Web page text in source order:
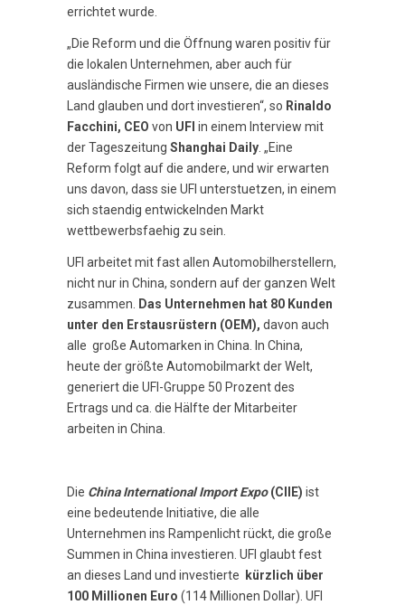
errichtet wurde.
„Die Reform und die Öffnung waren positiv für
die lokalen Unternehmen, aber auch für
ausländische Firmen wie unsere, die an dieses
Land glauben und dort investieren“, so Rinaldo
Facchini, CEO von UFI in einem Interview mit
der Tageszeitung Shanghai Daily. „Eine
Reform folgt auf die andere, und wir erwarten
uns davon, dass sie UFI unterstuetzen, in einem
sich staendig entwickelnden Markt
wettbewerbsfaehig zu sein.
UFI arbeitet mit fast allen Automobilherstellern,
nicht nur in China, sondern auf der ganzen Welt
zusammen. Das Unternehmen hat 80 Kunden
unter den Erstausrüstern (OEM), davon auch
alle große Automarken in China. In China,
heute der größte Automobilmarkt der Welt,
generiert die UFI-Gruppe 50 Prozent des
Ertrags und ca. die Hälfte der Mitarbeiter
arbeiten in China.
Die China International Import Expo(CIIE) ist
eine bedeutende Initiative, die alle
Unternehmen ins Rampenlicht rückt, die große
Summen in China investieren. UFI glaubt fest
an dieses Land und investierte
kürzlich über
100 Millionen Euro (114 Millionen Dollar). UFI